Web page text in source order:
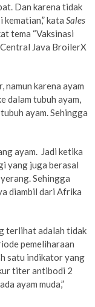
Dan karena tidak
kata Sales
tema “Vaksinasi
Java BroilerX
namun karena ayam
dalam tubuh ayam,
ayam. Sehingga
ayam. Jadi ketika
yang juga berasal
Sehingga
diambil dari Afrika
terlihat adalah tidak
pemeliharaan
satu indikator yang
titer antibodi 2
ayam muda,”